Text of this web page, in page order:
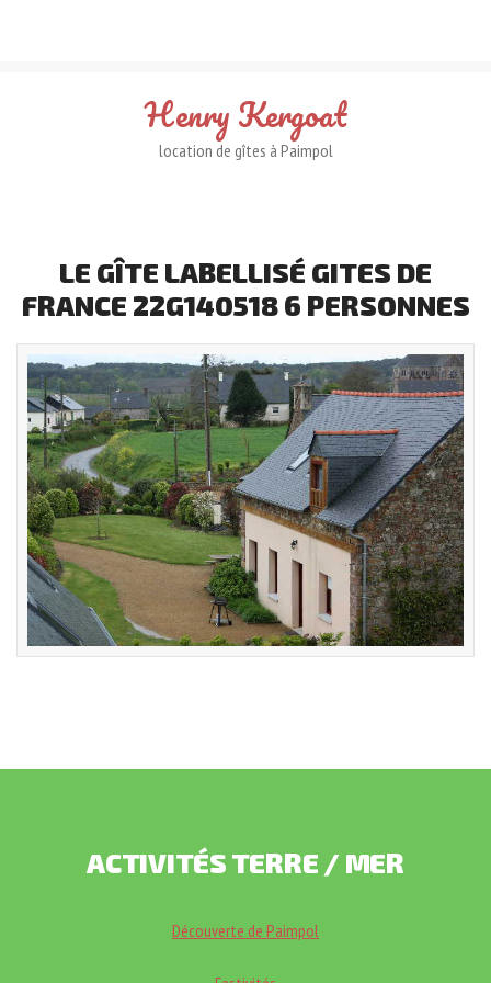
HenryKergoat
location de gîtes à Paimpol
LE GÎTE LABELLISÉ GITES DE
FRANCE 22G140518 6 PERSONNES
ACTIVITÉS TERRE / MER
Découverte de Paimpol